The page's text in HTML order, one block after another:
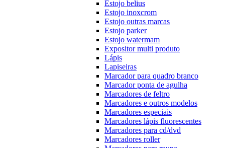
Estojo belius
Estojo inoxcrom
Estojo outras marcas
Estojo parker
Estojo watermam
Expositor multi produto
Lápis
Lapiseiras
Marcador para quadro branco
Marcador ponta de agulha
Marcadores de feltro
Marcadores e outros modelos
Marcadores especiais
Marcadores lápis fluorescentes
Marcadores para cd/dvd
Marcadores roller